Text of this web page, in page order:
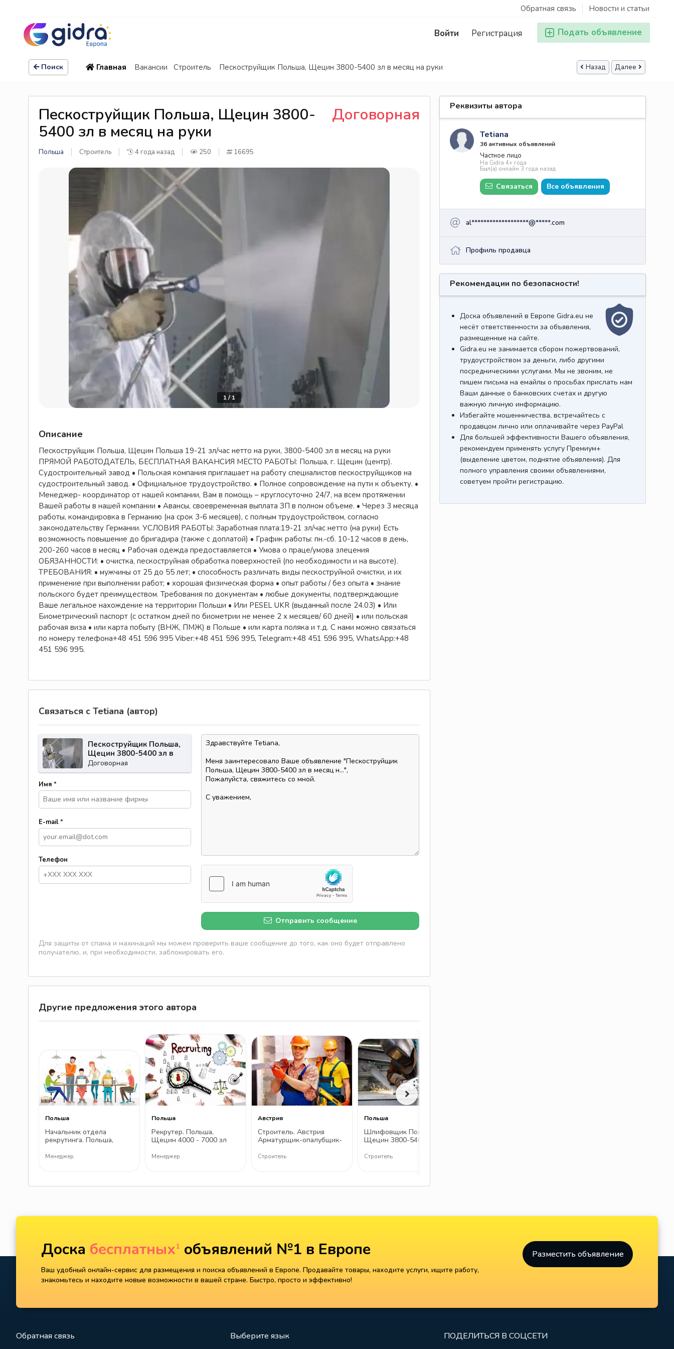
Новости и статьи
Обратная связь
Подать объявление
Регистрация
Войти
Поиск Главная Вакансии Строитель Пескоструйщик Польша, Щецин 3800-5400 зл в месяц на руки Назад Далее
Договорная
Пескоструйщик Польша, Щецин 3800-
5400 зл в месяц на руки
Польша Строитель 4 года назад 250 16695
1/ 1
Описание
Пескоструйщик Польша, Щецин Польша 19-21 зл/час нетто на руки, 3800-5400 зл в месяц на руки
ПРЯМОЙ РАБОТОДАТЕЛЬ, БЕСПЛАТНАЯ ВАКАНСИЯ МЕСТО РАБОТЫ: Польша, г. Щецин (центр).
Судостроительный завод • Польская компания приглашает на работу специалистов пескоструйщиков на
судостроительный завод. • Официальное трудоустройство. • Полное сопровождение на пути к объекту. •
Менеджер- координатор от нашей компании, Вам в помощь – круглосуточно 24/7, на всем протяжении
Вашей работы в нашей компании • Авансы, своевременная выплата ЗП в полном объеме. • Через 3 месяца
работы, командировка в Германию (на срок 3-6 месяцев), с полным трудоустройством, согласно
законодательству Германии. УСЛОВИЯ РАБОТЫ: Заработная плата:19-21 зл/час нетто (на руки) Есть
возможность повышение до бригадира (также с доплатой) • График работы: пн.-сб. 10-12 часов в день,
200-260 часов в месяц • Рабочая одежда предоставляется • Умова о праце/умова злецения
ОБЯЗАННОСТИ: • очистка, пескоструйная обработка поверхностей (по необходимости и на высоте).
ТРЕБОВАНИЯ: • мужчины от 25 до 55 лет; • способность различать виды пескоструйной очистки, и их
применение при выполнении работ; • хорошая физическая форма • опыт работы / без опыта • знание
польского будет преимуществом. Требования по документам • любые документы, подтверждающие
Ваше легальное нахождение на территории Польши • Или РЕSEL UKR (выданный после 24.03) • Или
Биометрический паспорт (с остатком дней по биометрии не менее 2 х месяцев/ 60 дней) • или польская
рабочая виза • или карта побыту (ВНЖ, ПМЖ) в Польше • или карта поляка и т.д. С нами можно связаться
по номеру телефона+48 451 596 995 Viber:+48 451 596 995, Telegram:+48 451 596 995, WhatsApp:+48
451 596 995.
Связаться с Tetiana (автор)
Пескоструйщик Польша,
Щецин 3800-5400 зл в
месяц на руки
Договорная
Имя *
E-mail*
Телефон
Отправить сообщение
Для защиты от спама и махинаций мы можем проверить ваше сообщение до того, как оно будет отправлено
получателю, и, при необходимости, заблокировать его.
Другие предложения этого автора
Польша
Начальник отдела
рекрутинга. Польша,
Менеджер
Польша
Рекрутер. Польша,
Щецин 4000 - 7000 зл
Менеджер
Австрия
Строитель. Австрия
Арматурщик-опалубщик-
Каменщик,Гипсокартонщи
Строитель
Польша
Шлифовщик Польша,
Щецин 3800-5400 зл в
Строитель
Реквизиты автора
Tetiana
36 активных объявлений
Частное лицо
На Gidra 4+ года
Был(а) онлайн 3 года назад
Связаться Все объявления
al*******************@*****.com
Профиль продавца
Рекомендации по безопасности!
Доска объявлений в Европе Gidra.eu не
несёт ответственности за объявления,
размещенные на сайте.
Gidra.eu не занимается сбором пожертвований,
трудоустройством за деньги, либо другими
посредническими услугами. Мы не звоним, не
пишем письма на емайлы о просьбах прислать нам
Ваши данные о банковских счетах и другую
важную личную информацию.
Избегайте мошенничества, встречайтесь с
продавцом лично или оплачивайте через PayPal
Для большей эффективности Вашего объявления,
рекомендуем применять услугу Премиум+
(выделение цветом, поднятие объявления). Для
полного управления своими объявлениями,
советуем пройти регистрацию.
Доска бесплатных1 объявлений №1 в Европе
Ваш удобный онлайн-сервис для размещения и поиска объявлений в Европе. Продавайте товары, находите услуги, ищите работу,
знакомьтесь и находите новые возможности в вашей стране. Быстро, просто и эффективно!
Разместить объявление
Обратная связь Выберите язык ПОДЕЛИТЬСЯ В СОЦСЕТИ